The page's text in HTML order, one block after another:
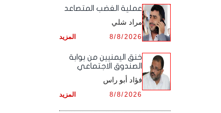
أرشيف شهر نـوفـمـبـر ,
أرشيف شهر ديـسـمـبـر ,
أرشيف شهر أكـتـوبـر ,
أرشيف شهر نـوفـمـبـر ,
أرشيف شهر ديـسـمـبـر ,
أرشيف شهر سـبـتـمـبـر ,
أرشيف شهر أكـتـوبـر ,
أرشيف شهر نـوفـمـبـر ,
أرشيف شهر ديـسـمـبـر ,
‏عملية الغضب المتصاعد
مراد شلي
المزيد 8/8/2026
خنق اليمنيين من بوابة
الصندوق الاجتماعي
فؤاد أبو راس
المزيد 8/8/2026